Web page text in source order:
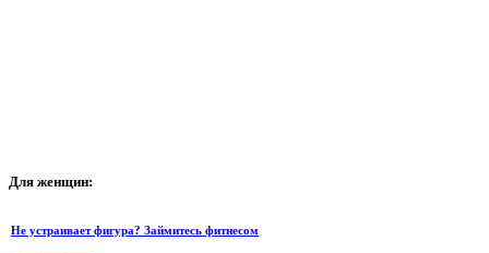
Для женщин:
Не устраивает фигура? Займитесь фитнесом